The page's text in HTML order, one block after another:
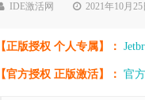
IDE激活网 2021年10月25
【正版授权 个人专属】：
【官方授权 正版激活】： 官